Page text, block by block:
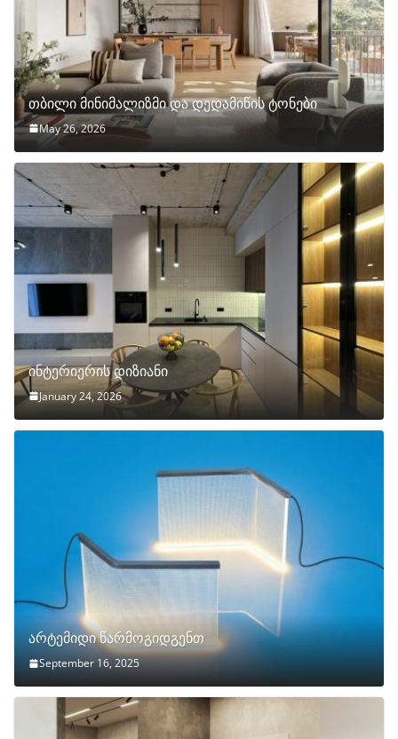
თბილი მინიმალიზმი და დედამიწის ტონები
May 26, 2026
ინტერიერის დიზიანი
January 24, 2026
არტემიდი წარმოგიდგენთ
September 16, 2025